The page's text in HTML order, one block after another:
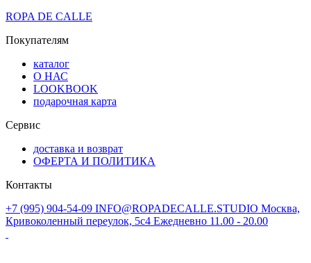
ROPA DE CALLE
Покупателям
каталог
О НАС
LOOKBOOK
подарочная карта
Сервис
доставка и возврат
ОФЕРТА И ПОЛИТИКА
Контакты
+7 (995) 904-54-09 INFO@ROPADECALLE.STUDIO Москва,
Кривоколенный переулок, 5с4 Ежедневно 11.00 - 20.00